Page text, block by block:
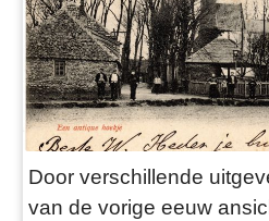
Door verschillende
van de vorige eeuw